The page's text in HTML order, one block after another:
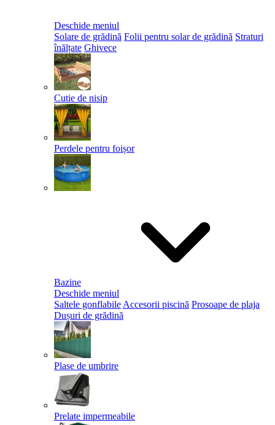
Deschide meniul
Solare de grădină Folii pentru solar de grădină Straturi
înălțate Ghivece
Cutie de nisip
Perdele pentru foișor
Bazine
Deschide meniul
Saltele gonflabile Accesorii piscină Prosoape de plaja
Dușuri de grădină
Plase de umbrire
Prelate impermeabile